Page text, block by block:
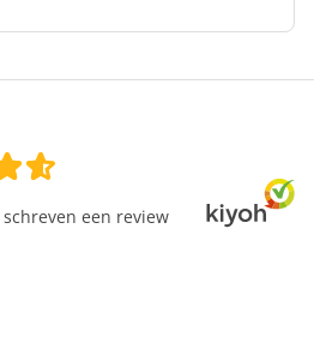
schreven een review